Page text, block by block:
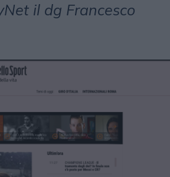
il dg Francesco